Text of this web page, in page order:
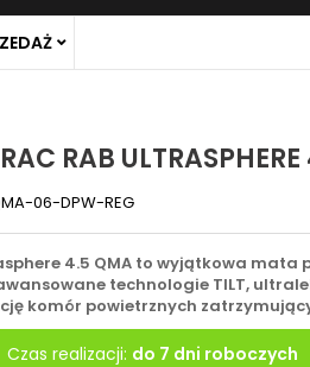
RAB
06-DPW-REG
4.5 QMA to wyjątkowa mata
technologie TILT,
komór powietrznych
Czas realizacji: do 7 dni roboczych